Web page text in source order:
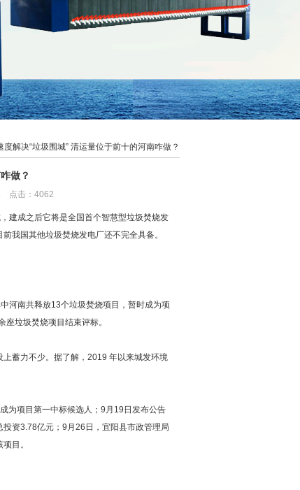
度解决“垃圾围城” 清运量位于前十的河南咋做？
做？
点击：4062
建成之后它将是全国首个智慧型垃圾焚烧发
我国其他垃圾焚烧发电厂还不完全具备。
南共释放13个垃圾焚烧项目，暂时成为项
垃圾焚烧项目结束评标。
蓄力不少。据了解，2019 年以来城发环境
项目第一中标候选人；9月19日发布公告
资3.78亿元；9月26日，宜阳县市政管理局
目。